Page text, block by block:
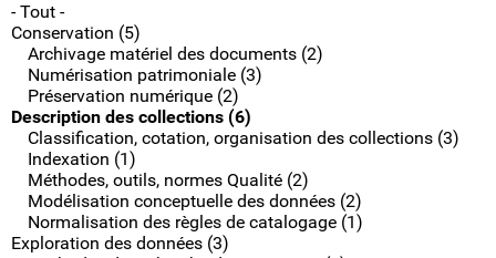
- Tout -
Conservation (5)
Archivage matériel des documents (2)
Numérisation patrimoniale (3)
Préservation numérique (2)
Description des collections (6)
Classification, cotation, organisation des collections (3)
Indexation (1)
Méthodes, outils, normes Qualité (2)
Modélisation conceptuelle des données (2)
Normalisation des règles de catalogage (1)
Exploration des données (3)